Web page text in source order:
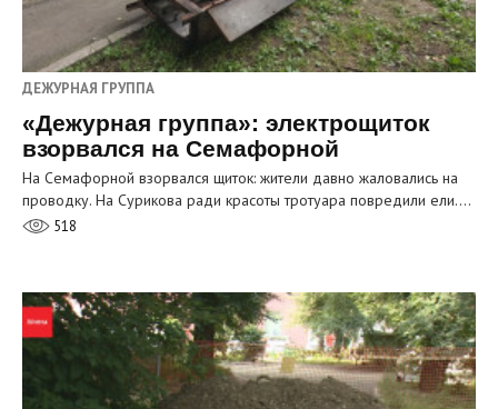
ДЕЖУРНАЯ ГРУППА
«Дежурная группа»: электрощиток
взорвался на Семафорной
На Семафорной взорвался щиток: жители давно жаловались на
проводку. На Сурикова ради красоты тротуара повредили ели.…
518